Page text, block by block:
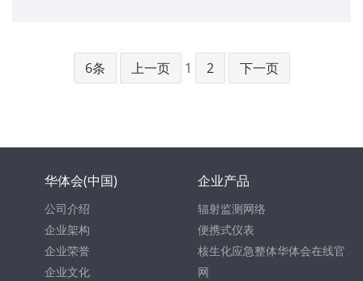
6条 上一页 1 2 下一页
华体会(中国)
公司介绍
企业架构
企业荣誉
企业文化
企业产品
辐射监测网络
便携式仪表
核生化应急整体华体会在线官
网